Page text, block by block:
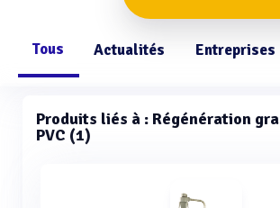
Tous Actualités Entreprises
Produits liés à : Régénération
PVC (1)